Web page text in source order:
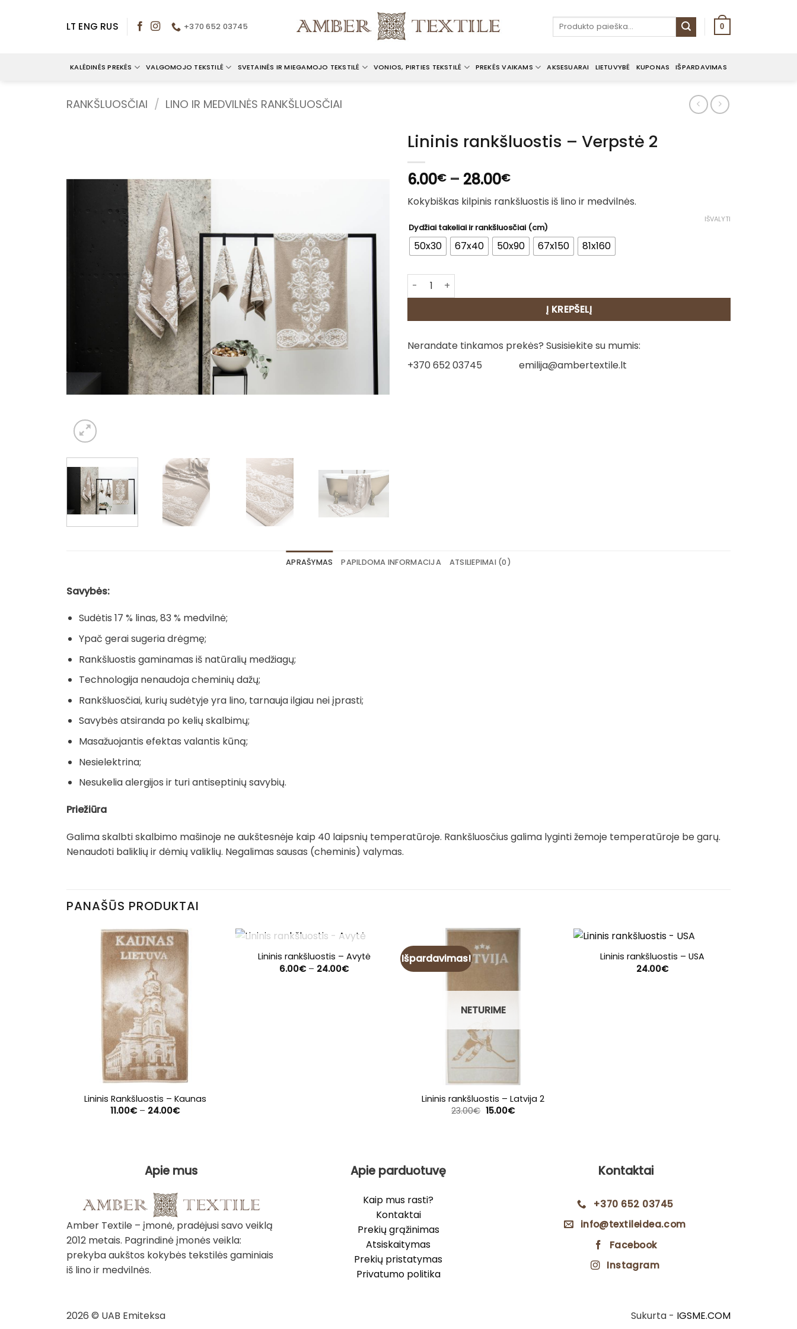
LT ENG RUS +370 652 03745 Ieškoti: 0
KALĖDINĖS PREKĖS VALGOMOJO TEKSTILĖ SVETAINĖS IR MIEGAMOJO TEKSTILĖ VONIOS, PIRTIES TEKSTILĖ PREKĖS VAIKAMS AKSESUARAI LIETUVYBĖ KUPONAS IŠPARDAVIMAS
RANKŠLUOSČIAI / LINO IR MEDVILNĖS RANKŠLUOSČIAI
Lininis rankšluostis – Verpstė 2
6.00€ – 28.00€Price
range:
6.00€
through
28.00€
Kokybiškas kilpinis rankšluostis iš lino ir medvilnės.
Dydžiai takeliai ir rankšluosčiai (cm)
50x30 67x40 50x90 67x150 81x160
IŠVALYTI
produkto kiekis: Lininis rankšluostis - Verpstė 2
Į KREPŠELĮ
Nerandate tinkamos prekės? Susisiekite su mumis:
+370 652 03745
emilija@ambertextile.lt
APRAŠYMAS PAPILDOMA INFORMACIJA ATSILIEPIMAI (0)
Savybės:
Sudėtis 17 % linas, 83 % medvilnė;
Ypač gerai sugeria drėgmę;
Rankšluostis gaminamas iš natūralių medžiagų;
Technologija nenaudoja cheminių dažų;
Rankšluosčiai, kurių sudėtyje yra lino, tarnauja ilgiau nei įprasti;
Savybės atsiranda po kelių skalbimų;
Masažuojantis efektas valantis kūną;
Nesielektrina;
Nesukelia alergijos ir turi antiseptinių savybių.
Priežiūra
Galima skalbti skalbimo mašinoje ne aukštesnėje kaip 40 laipsnių temperatūroje. Rankšluosčius galima lyginti žemoje temperatūroje be garų.
Nenaudoti baliklių ir dėmių valiklių. Negalimas sausas (cheminis) valymas.
PANAŠŪS PRODUKTAI
Lininis Rankšluostis – Kaunas
11.00€ – 24.00€Price
NETURIME
Lininis rankšluostis – Avytė
6.00€ – 24.00€Price
Išpardavimas!
NETURIME
Lininis rankšluostis – Latvija 2
23.00€ Original
15.00€Current
Lininis rankšluostis – USA
24.00€
Apie mus
Amber Textile – įmonė, pradėjusi savo veiklą
2012 metais. Pagrindinė įmonės veikla:
prekyba aukštos kokybės tekstilės gaminiais
iš lino ir medvilnės.
Apie parduotuvę
Kaip mus rasti?
Kontaktai
Prekių grąžinimas
Atsiskaitymas
Prekių pristatymas
Privatumo politika
Kontaktai
+370 652 03745
info@textileidea.com
Facebook
Instagram
2026 © UAB Emiteksa Sukurta - IGSME.COM